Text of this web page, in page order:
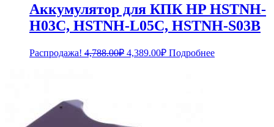
Аккумулятор для КПК HP HSTNH-
H03C, HSTNH-L05C, HSTNH-S03B
Распродажа! 4,788.00₽ Первоначальная
4,389.00₽Текущая
Подробнее